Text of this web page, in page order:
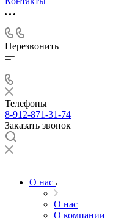
Перезвонить
Телефоны
8-912-871-31-74
Заказать звонок
О нас
О нас
О компании